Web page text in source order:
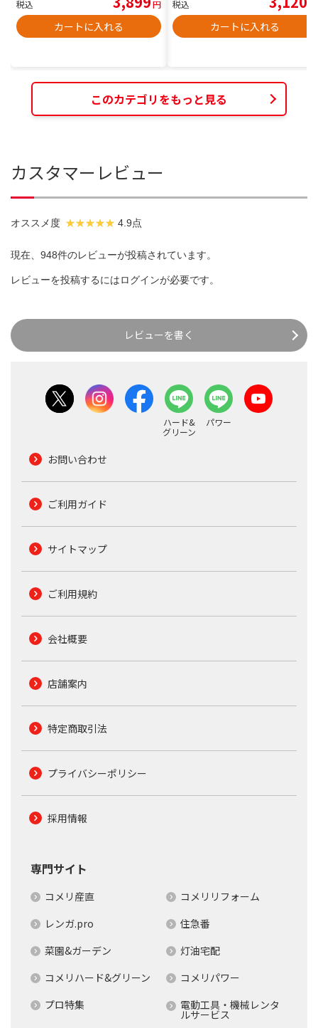
税込 円
カートに入れる
税込
カートに入れる
このカテゴリをもっと見る
カスタマーレビュー
オススメ度 4.9点
現在、948件のレビューが投稿されています。
レビューを投稿するにはログインが必要です。
レビューを書く
ハード&
グリーン
パワー
お問い合わせ
ご利用ガイド
サイトマップ
ご利用規約
会社概要
店舗案内
特定商取引法
プライバシーポリシー
採用情報
専門サイト
コメリ産直
コメリリフォーム
レンガ.pro
住急番
菜園&ガーデン
灯油宅配
コメリハード&グリーン
コメリパワー
プロ特集
電動工具・機械レンタ
ルサービス